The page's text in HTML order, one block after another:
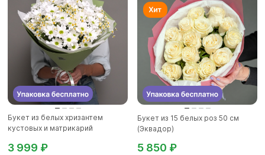
Букет из белых хризантем
кустовых и матрикарий
3 999 ₽
Букет из 15 белых роз 50 см
(Эквадор)
5 850 ₽